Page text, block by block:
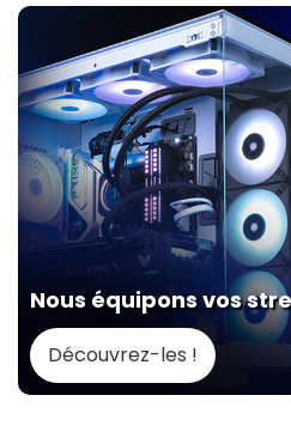
Nous équipons vos
Découvrez-les !